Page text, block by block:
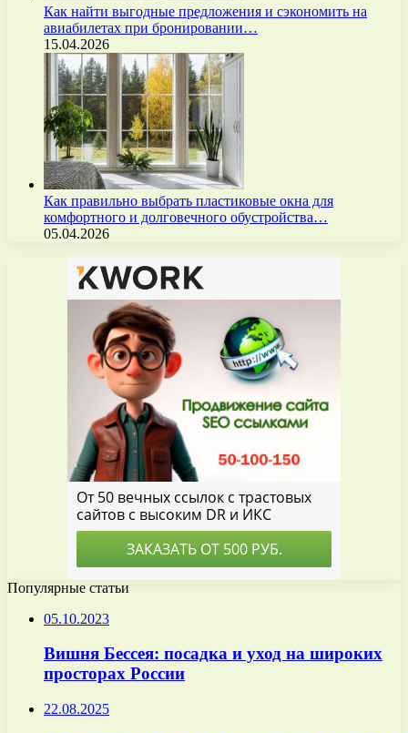
Как найти выгодные предложения и сэкономить на
авиабилетах при бронировании…
15.04.2026
Как правильно выбрать пластиковые окна для
комфортного и долговечного обустройства…
05.04.2026
Популярные статьи
05.10.2023
Вишня Бессея: посадка и уход на широких
просторах России
22.08.2025